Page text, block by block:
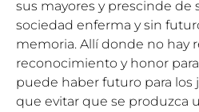
sus mayores y prescinde de
sociedad enferma y sin
memoria. Allí donde no hay
reconocimiento y honor
puede haber futuro para los
que evitar que se produzca